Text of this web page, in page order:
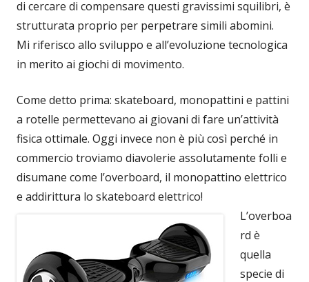
di cercare di compensare questi gravissimi squilibri, è
strutturata proprio per perpetrare simili abomini.
Mi riferisco allo sviluppo e all’evoluzione tecnologica
in merito ai giochi di movimento.
Come detto prima: skateboard, monopattini e pattini
a rotelle permettevano ai giovani di fare un’attività
fisica ottimale. Oggi invece non è più così perché in
commercio troviamo diavolerie assolutamente folli e
disumane come l’overboard, il monopattino elettrico
e addirittura lo skateboard elettrico!
L’overboa
rd è
quella
specie di